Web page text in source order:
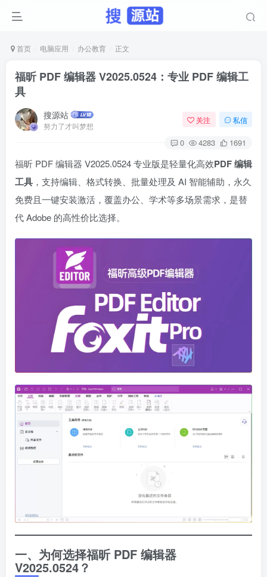
首页 电脑应用 办公教育 正文
福昕 PDF 编辑器 V2025.0524：专业 PDF 编辑工
具
搜源站
努力了才叫梦想
关注 私信
0 4283 1691
福昕 PDF 编辑器 V2025.0524 专业版是轻量化高效PDF 编辑
工具 ，支持编辑、格式转换、批量处理及 AI 智能辅助，永久
免费且一键安装激活，覆盖办公、学术等多场景需求，是替
代 Adobe 的高性价比选择。
一、为何选择福昕 PDF 编辑器
V2025.0524？